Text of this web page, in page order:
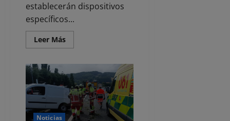
establecerán dispositivos
específicos...
Leer MásLeer
más
Guardia
Civil
de
Cantabria
implementa
un
operativo
Noticias